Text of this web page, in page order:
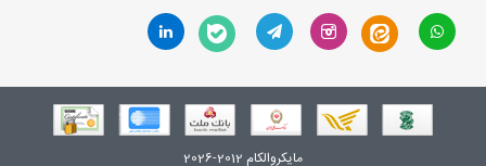
مایکروالکام 2012-2026